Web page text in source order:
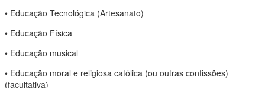
• Educação Tecnológica (Artesanato)
• Educação Física
• Educação musical
• Educação moral e religiosa católica (ou outras confissões)
(facultativa)